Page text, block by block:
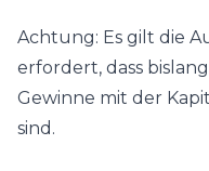
Achtung: Es gilt die
erfordert, dass
Gewinne mit der
sind.